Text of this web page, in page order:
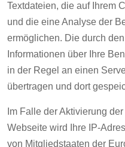
Textdateien, die auf Ihrem
und die eine Analyse der
ermöglichen. Die durch
Informationen über Ihre
in der Regel an einen
übertragen und dort
Im Falle der Aktivierung
Webseite wird Ihre IP-
von Mitgliedstaaten der